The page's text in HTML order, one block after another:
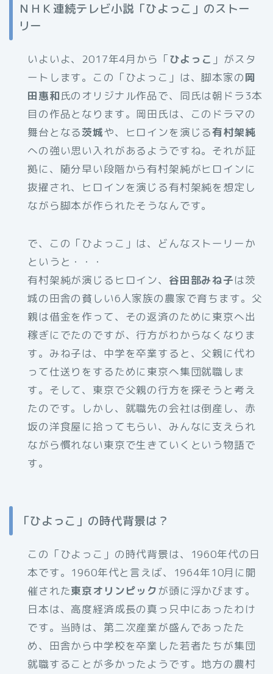
ＮＨＫ連続テレビ小説「ひよっこ」のストー
リー
いよいよ、2017年4月から「ひよっこ 」がスタ
ートします。この「ひよっこ」は、脚本家の岡
田惠和氏のオリジナル作品で、同氏は朝ドラ3本
目の作品となります。岡田氏は、このドラマの
舞台となる茨城や、ヒロインを演じる有村架純
への強い思い入れがあるようですね。それが証
拠に、随分早い段階から有村架純がヒロインに
抜擢され、ヒロインを演じる有村架純を想定し
ながら脚本が作られたそうなんです。
で、この「ひよっこ」は、どんなストーリーか
というと・・・
有村架純が演じるヒロイン、 谷田部みね子は茨
城の田舎の貧しい6人家族の農家で育ちます。父
親は借金を作って、その返済のために東京へ出
稼ぎにでたのですが、行方がわからなくなりま
す。みね子は、中学を卒業すると、父親に代わ
って仕送りをするために東京へ集団就職しま
す。そして、東京で父親の行方を探そうと考え
たのです。しかし、就職先の会社は倒産し、赤
坂の洋食屋に拾ってもらい、みんなに支えられ
ながら慣れない東京で生きていくという物語で
す。
「ひよっこ」の時代背景は？
この「ひよっこ」の時代背景は、1960年代の日
本です。1960年代と言えば、1964年10月に開
催された東京オリンピックが頭に浮かびます。
日本は、高度経済成長の真っ只中にあったわけ
です。当時は、第二次産業が盛んであったた
め、田舎から中学校を卒業した若者たちが集団
就職することが多かったようです。地方の農村